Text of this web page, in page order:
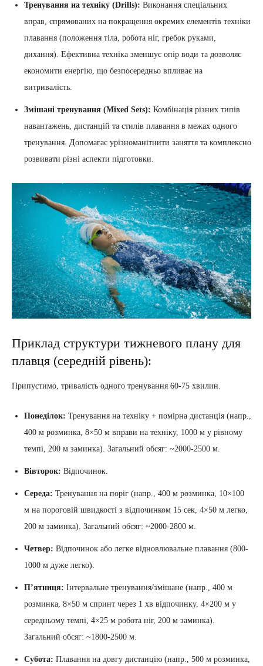
Тренування на техніку (Drills): Виконання спеціальних
вправ, спрямованих на покращення окремих елементів техніки
плавання (положення тіла, робота ніг, гребок руками,
дихання). Ефективна техніка зменшує опір води та дозволяє
економити енергію, що безпосередньо впливає на
витривалість.
Змішані тренування (Mixed Sets): Комбінація різних типів
навантажень, дистанцій та стилів плавання в межах одного
тренування. Допомагає урізноманітнити заняття та комплексно
розвивати різні аспекти підготовки.
Приклад структури тижневого плану для
плавця (середній рівень):
Припустимо, тривалість одного тренування 60-75 хвилин.
Понеділок: Тренування на техніку + помірна дистанція (напр.,
400 м розминка, 8×50 м вправи на техніку, 1000 м у рівному
темпі, 200 м заминка). Загальний обсяг: ~2000-2500 м.
Вівторок: Відпочинок.
Середа: Тренування на поріг (напр., 400 м розминка, 10×100
м на пороговій швидкості з відпочинком 15 сек, 4×50 м легко,
200 м заминка). Загальний обсяг: ~2000-2800 м.
Четвер: Відпочинок або легке відновлювальне плавання (800-
1000 м дуже легко).
П’ятниця: Інтервальне тренування/змішане (напр., 400 м
розминка, 8×50 м спринт через 1 хв відпочинку, 4×200 м у
середньому темпі, 4×25 м робота ніг, 200 м заминка).
Загальний обсяг: ~1800-2500 м.
Субота: Плавання на довгу дистанцію (напр., 500 м розминка,